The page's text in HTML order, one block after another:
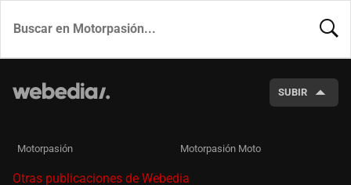
SUBIR
Motorpasión Motorpasión Moto
Otras publicaciones de Webedia